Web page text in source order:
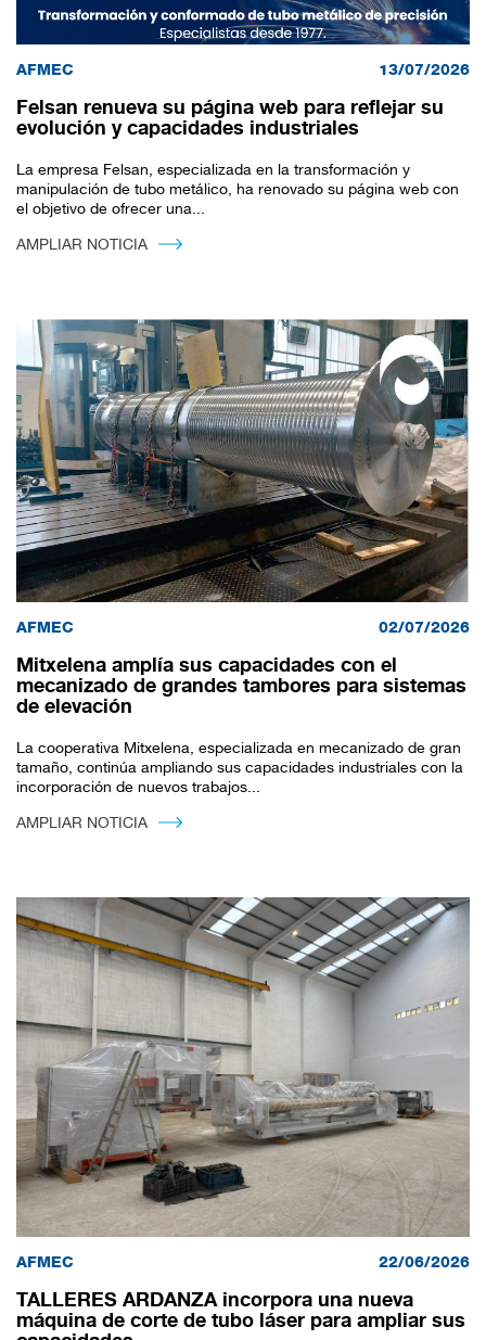
AFMEC 13/07/2026
Felsan renueva su página web para reflejar su
evolución y capacidades industriales
La empresa Felsan, especializada en la transformación y
manipulación de tubo metálico, ha renovado su página web con
el objetivo de ofrecer una...
AMPLIAR NOTICIA
AFMEC 02/07/2026
Mitxelena amplía sus capacidades con el
mecanizado de grandes tambores para sistemas
de elevación
La cooperativa Mitxelena, especializada en mecanizado de gran
tamaño, continúa ampliando sus capacidades industriales con la
incorporación de nuevos trabajos...
AMPLIAR NOTICIA
AFMEC 22/06/2026
TALLERES ARDANZA incorpora una nueva
máquina de corte de tubo láser para ampliar sus